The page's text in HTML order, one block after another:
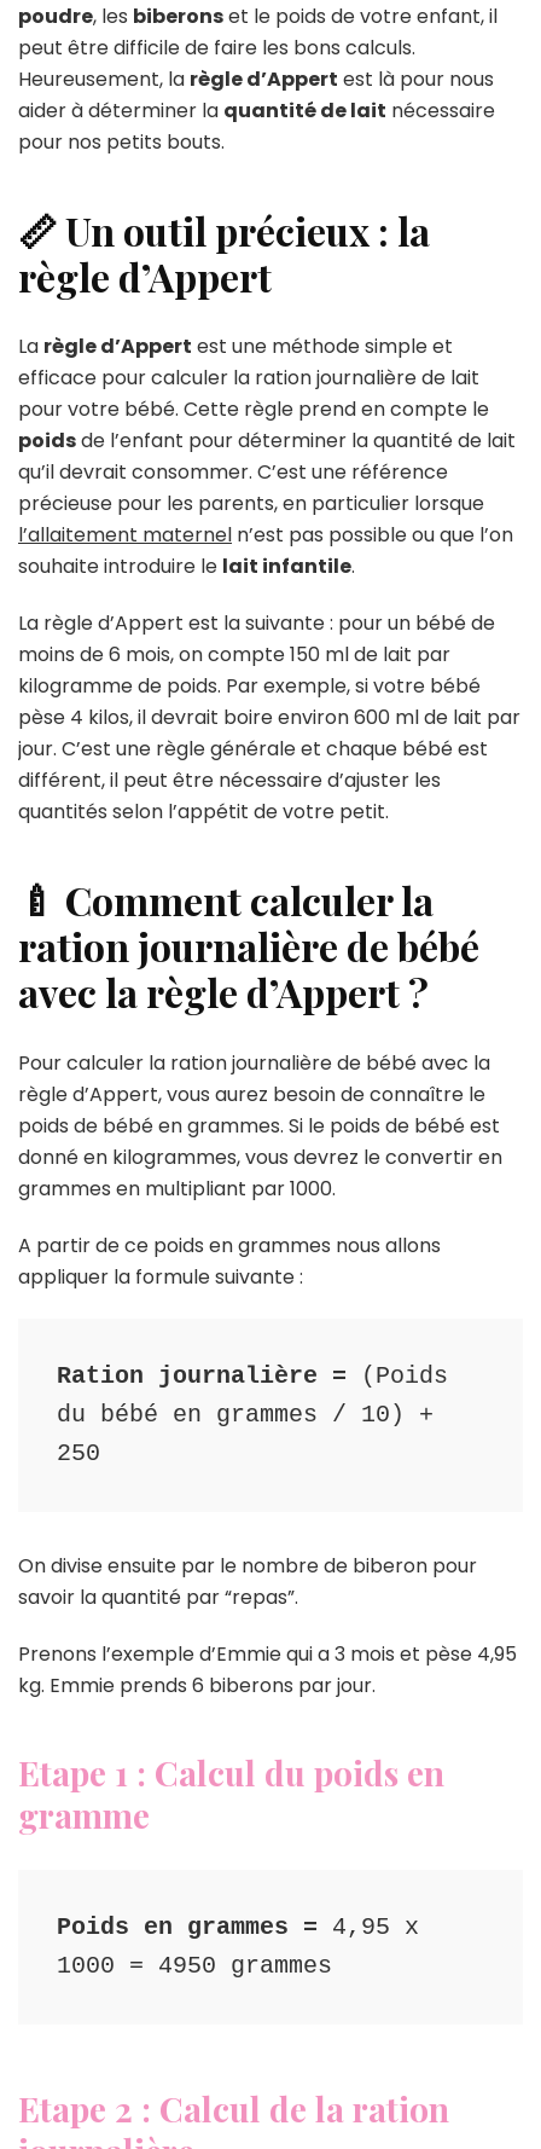
poudre, les biberonset le poids de votre enfant, il
peut être difficile de faire les bons calculs.
Heureusement, la règle d’Appert est là pour nous
aider à déterminer la quantité de lait nécessaire
pour nos petits bouts.
📏 Un outil précieux : la
règle d’Appert
La règle d’Appert est une méthode simple et
efficace pour calculer la ration journalière de lait
pour votre bébé. Cette règle prend en compte le
poidsde l’enfant pour déterminer la quantité de lait
qu’il devrait consommer. C’est une référence
précieuse pour les parents, en particulier lorsque
l’allaitement maternel n’est pas possible ou que l’on
souhaite introduire le lait infantile.
La règle d’Appert est la suivante : pour un bébé de
moins de 6 mois, on compte 150 ml de lait par
kilogramme de poids. Par exemple, si votre bébé
pèse 4 kilos, il devrait boire environ 600 ml de lait par
jour. C’est une règle générale et chaque bébé est
différent, il peut être nécessaire d’ajuster les
quantités selon l’appétit de votre petit.
🍼 Comment calculer la
ration journalière de bébé
avec la règle d’Appert ?
Pour calculer la ration journalière de bébé avec la
règle d’Appert, vous aurez besoin de connaître le
poids de bébé en grammes. Si le poids de bébé est
donné en kilogrammes, vous devrez le convertir en
grammes en multipliant par 1000.
A partir de ce poids en grammes nous allons
appliquer la formule suivante :
Ration journalière = (Poids
du bébé en grammes / 10) +
250
On divise ensuite par le nombre de biberon pour
savoir la quantité par “repas”.
Prenons l’exemple d’Emmie qui a 3 mois et pèse 4,95
kg. Emmie prends 6 biberons par jour.
Etape 1 : Calcul du poids en
gramme
Poids en grammes = 4,95 x
1000 = 4950 grammes
Etape 2 : Calcul de la ration